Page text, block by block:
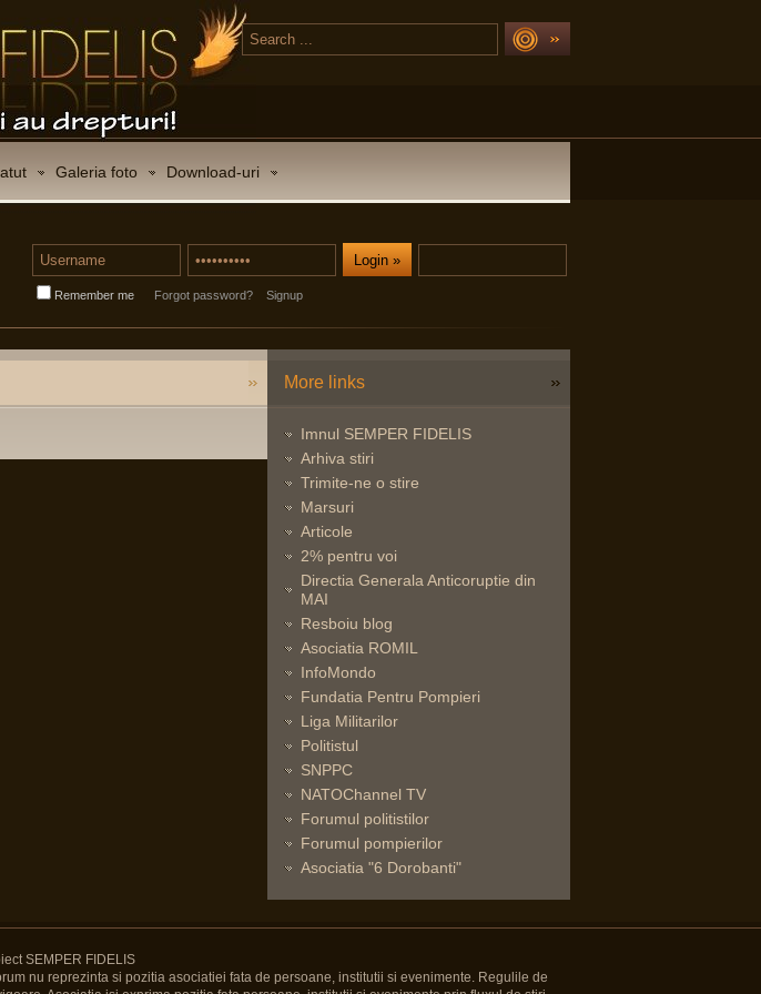
Galeria foto Download-uri
Remember me Forgot password? Signup
More links
Imnul SEMPER FIDELIS
Arhiva stiri
Trimite-ne o stire
Marsuri
Articole
2% pentru voi
Directia Generala Anticoruptie din
MAI
Resboiu blog
Asociatia ROMIL
InfoMondo
Fundatia Pentru Pompieri
Liga Militarilor
Politistul
SNPPC
NATOChannel TV
Forumul politistilor
Forumul pompierilor
Asociatia "6 Dorobanti"
SEMPER FIDELIS
nu reprezinta si pozitia asociatiei fata de persoane, institutii si evenimente. Regulile de